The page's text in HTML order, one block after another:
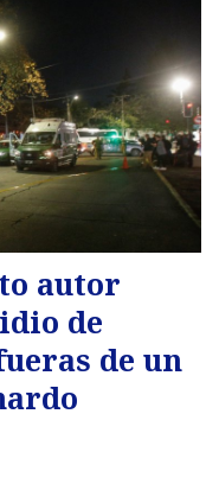
autor
de
de un